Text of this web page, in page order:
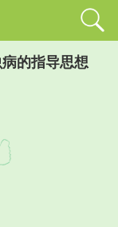
的指导思想